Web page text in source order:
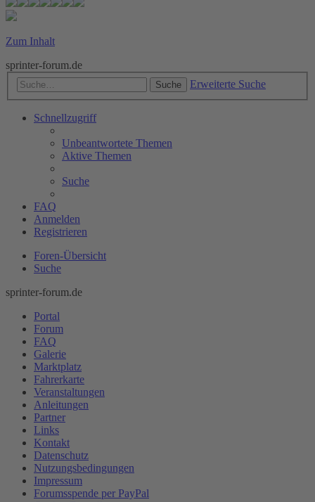
Zum Inhalt
sprinter-forum.de
Suche Erweiterte Suche
Schnellzugriff
Unbeantwortete Themen
Aktive Themen
Suche
FAQ
Anmelden
Registrieren
Foren-Übersicht
Suche
sprinter-forum.de
Portal
Forum
FAQ
Galerie
Marktplatz
Fahrerkarte
Veranstaltungen
Anleitungen
Partner
Links
Kontakt
Datenschutz
Nutzungsbedingungen
Impressum
Forumsspende per PayPal